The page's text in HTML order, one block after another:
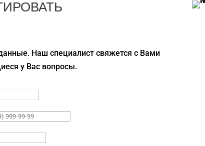
Наш специалист свяжется с Вами
у Вас вопросы.